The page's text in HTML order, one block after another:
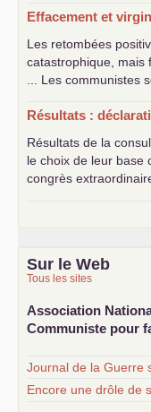
Effacement et
Les retombées
catastrophique, mais
... Les communistes
Résultats :
Résultats de la
le choix de leur base
congrès
Sur le Web
Tous les sites
Association
Communiste pour
Journal de la Guerre
Encore une drôle de